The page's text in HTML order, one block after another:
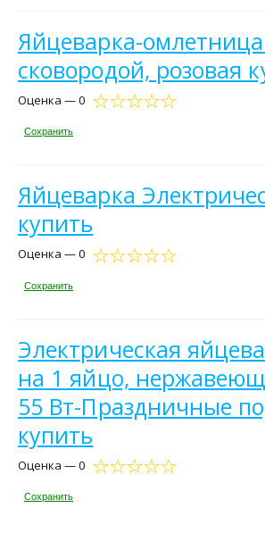
Яйцеварка-
сковородой, розовая
Оценка — 0
Сохранить
Яйцеварка
купить
Оценка — 0
Сохранить
Электрическая
на 1 яйцо,
55 Вт-Праздничные
купить
Оценка — 0
Сохранить